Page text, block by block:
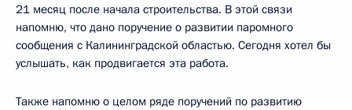
21 месяц после начала строительства. В этой связи
напомню, что дано поручение о развитии паромного
сообщения с Калининградской областью. Сегодня хотел бы
услышать, как продвигается эта работа.
Также напомню о целом ряде поручений по развитию